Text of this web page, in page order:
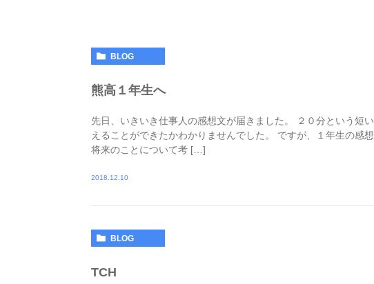
BLOG
熊高１年生へ
先日、いきいき仕事人の感想文が届きました。 ２０分という短
えることができたかわかりませんでした。 ですが、１年生の感
将来のことについて考 […]
2018.12.10
BLOG
TCH